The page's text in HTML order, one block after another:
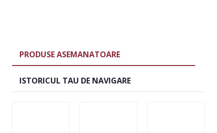
PRODUSE ASEMANATOARE
ISTORICUL TAU DE NAVIGARE